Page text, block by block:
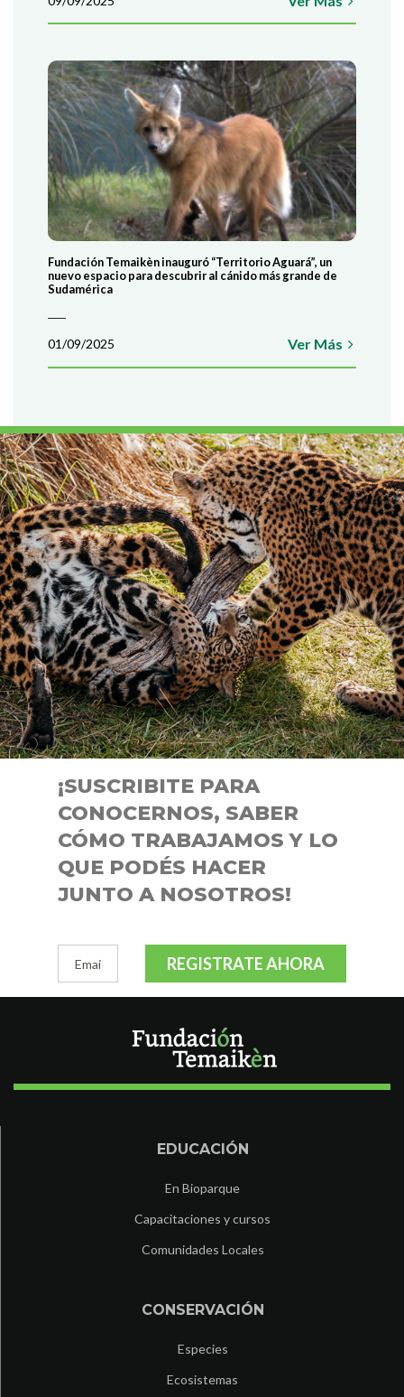
AYUDÁ A CONSERVAR EL CIERVO DE
Lorem ante, dapibus in, viverra quis, feugiat a, tellus. Phasrutrum.
ultricies nisi vel augue.
¡EN AGADECIMIENTO, PODRÁS VISITAR EL
COLABORÁ
Fundación Temaikèn inauguró “Territorio Aguará”, un
nuevo espacio para descubrir al cánido más grande de
Sudamérica
01/09/2025 Ver Más
¡SUSCRIBITE PARA
CONOCERNOS, SABER
CÓMO TRABAJAMOS Y LO
QUE PODÉS HACER
JUNTO A NOSOTROS!
REGISTRATE AHORA
EDUCACIÓN
En Bioparque
Capacitaciones y cursos
Comunidades Locales
CONSERVACIÓN
Especies
Ecosistemas